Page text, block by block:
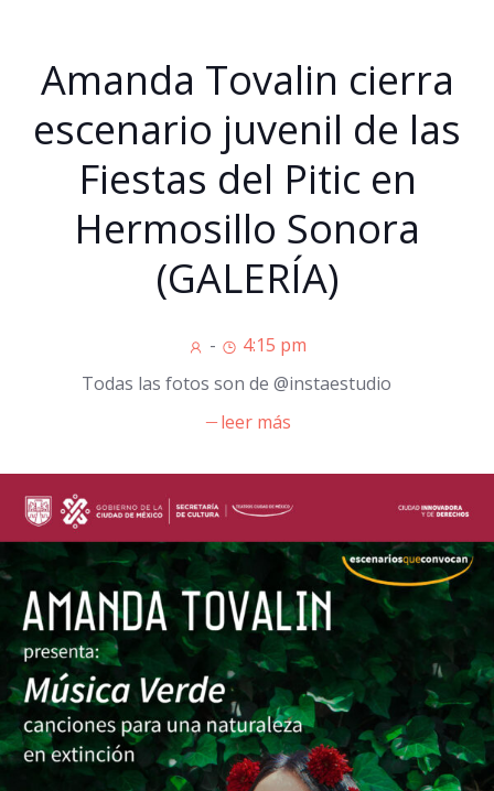
Amanda Tovalin cierra
escenario juvenil de las
Fiestas del Pitic en
Hermosillo Sonora
(GALERÍA)
-
4:15 pm
Todas las fotos son de @instaestudio
leer más